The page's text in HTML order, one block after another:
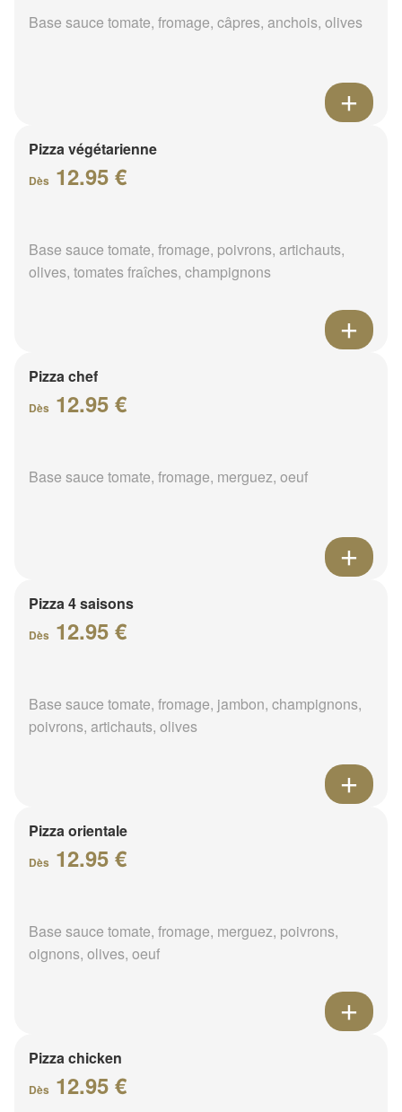
Base sauce tomate, fromage, câpres, anchois, olives
Pizza végétarienne
Dès 12.95 €
Base sauce tomate, fromage, poivrons, artichauts,
olives, tomates fraîches, champignons
Pizza chef
Dès 12.95 €
Base sauce tomate, fromage, merguez, oeuf
Pizza 4 saisons
Dès 12.95 €
Base sauce tomate, fromage, jambon, champignons,
poivrons, artichauts, olives
Pizza orientale
Dès 12.95 €
Base sauce tomate, fromage, merguez, poivrons,
oignons, olives, oeuf
Pizza chicken
Dès 12.95 €